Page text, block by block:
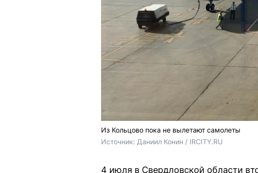
Из Кольцово пока не вылетают самолеты
Источник: Даниил Конин / IRCITY.RU
4 июля в Свердловской области